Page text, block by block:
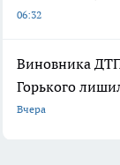
06:32
Виновника
Горького
Вчера